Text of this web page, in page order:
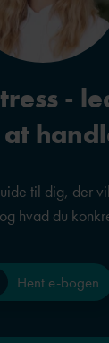
-
til dig, der
hvad du
Hent e-bogen